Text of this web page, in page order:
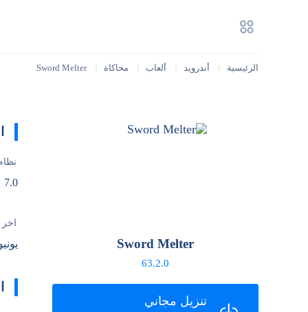
الرئيسية أندرويد ألعاب محاكاة Sword Melter
Sword Melter
63.2.0
تنزيل مجاني
7.0
يونيو 24,